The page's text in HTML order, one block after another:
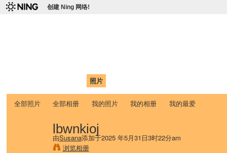
创建 Ning 网络!
照片
全部照片 全部相册 我的照片 我的相册 我的最爱
lbwnkioj
由Susana添加于2025 年5月31日3时22分am
浏览相册